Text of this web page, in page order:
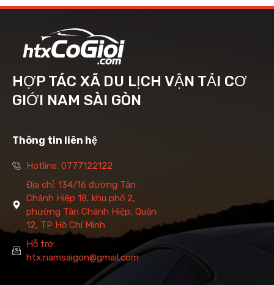
HỢP TÁC XÃ DU LỊCH VẬN TẢI CƠ
GIỚI NAM SÀI GÒN
Thông tin liên hệ
Hotline: 0777122122
Địa chỉ: 134/16 đường Tân
Chánh Hiệp 18, khu phố 2,
phường Tân Chánh Hiệp, Quận
12, TP Hồ Chí Minh
Hỗ trợ:
htx.namsaigon@gmail.com